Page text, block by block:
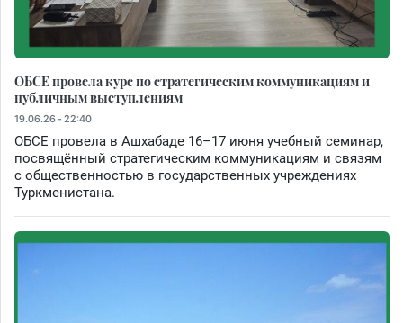
ОБСЕ провела курс по стратегическим коммуникациям и
публичным выступлениям
19.06.26 - 22:40
ОБСЕ провела в Ашхабаде 16–17 июня учебный семинар,
посвящённый стратегическим коммуникациям и связям
с общественностью в государственных учреждениях
Туркменистана.